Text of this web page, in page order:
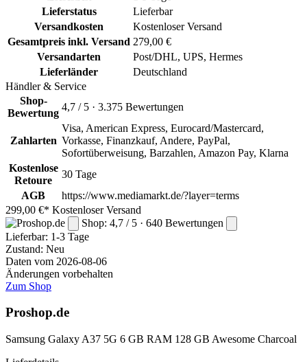
Lieferstatus
Lieferbar
Versandkosten
Kostenloser Versand
Gesamtpreis inkl. Versand 279,00 €
Versandarten
Post/DHL, UPS, Hermes
Lieferländer
Deutschland
Händler & Service
Shop-
Bewertung
4,7 / 5 · 3.375 Bewertungen
Zahlarten
Visa, American Express, Eurocard/Mastercard,
Vorkasse, Finanzkauf, Andere, PayPal,
Sofortüberweisung, Barzahlen, Amazon Pay, Klarna
Kostenlose
Retoure
30 Tage
AGB
https://www.mediamarkt.de/?layer=terms
299,00 €* Kostenloser Versand
Shop: 4,7 / 5 · 640 Bewertungen
Lieferbar: 1-3 Tage
Zustand: Neu
Daten vom 2026-08-06
Änderungen vorbehalten
Zum Shop
Proshop.de
Samsung Galaxy A37 5G 6 GB RAM 128 GB Awesome Charcoal